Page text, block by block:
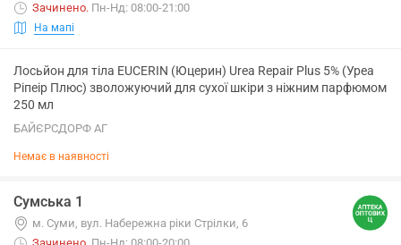
Зачинено. Пн-Нд: 08:00-21:00
На мапі
Лосьйон для тіла EUCERIN (Юцерин) Urea Repair Plus 5% (Уреа
Ріпеір Плюс) зволожуючий для сухої шкіри з ніжним парфюмом
250 мл
БАЙЄРСДОРФ АГ
Немає в наявності
Сумська 1
м. Суми, вул. Набережна ріки Стрілки, 6